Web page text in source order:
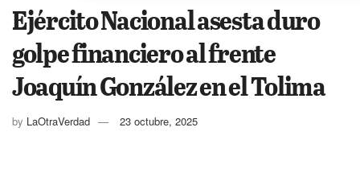
Ejército Nacional asesta duro
golpe financiero al frente
Joaquín González en el Tolima
by LaOtraVerdad 23 octubre, 2025